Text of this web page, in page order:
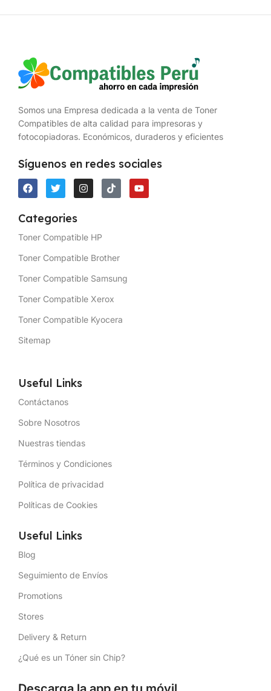
Somos una Empresa dedicada a la venta de Toner
Compatibles de alta calidad para impresoras y
fotocopiadoras. Económicos, duraderos y eficientes
Síguenos en redes sociales
Categories
Toner Compatible HP
Toner Compatible Brother
Toner Compatible Samsung
Toner Compatible Xerox
Toner Compatible Kyocera
Sitemap
Useful Links
Contáctanos
Sobre Nosotros
Nuestras tiendas
Términos y Condiciones
Política de privacidad
Políticas de Cookies
Useful Links
Blog
Seguimiento de Envíos
Promotions
Stores
Delivery & Return
¿Qué es un Tóner sin Chip?